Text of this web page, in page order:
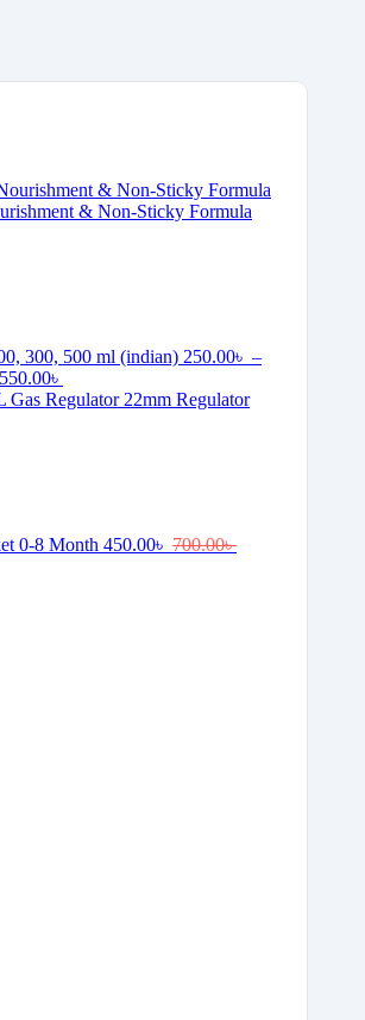
& Non-Sticky Formula
300, 500 ml (indian) 250.00৳ –
Gas Regulator 22mm Regulator
0-8 Month 450.00৳ 700.00৳